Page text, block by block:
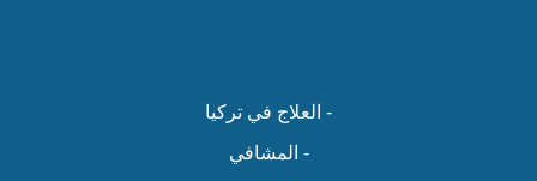
- العلاج في تركيا
- المشافي